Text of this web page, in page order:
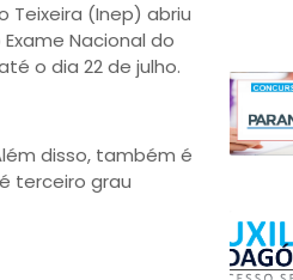
Teixeira (Inep) abriu
Nacional do
o dia 22 de julho.
disso, também é
terceiro grau